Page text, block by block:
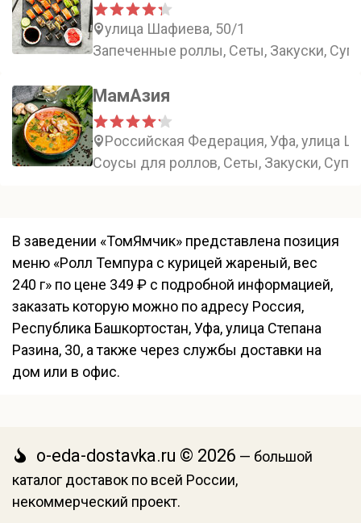
улица Шафиева, 50/1
Запеченные роллы, Сеты, Закуски,
МамАзия
Российская Федерация, Уфа, улица
Соусы для роллов, Сеты, Закуски, Супы
В заведении «ТомЯмчик» представлена позиция
меню «Ролл Темпура с курицей жареный, вес
240 г» по цене 349 ₽ с подробной информацией,
заказать которую можно по адресу Россия,
Республика Башкортостан, Уфа, улица Степана
Разина, 30, а также через службы доставки на
дом или в офис.
o-eda-dostavka.ru © 2026 — большой
каталог доставок по всей России,
некоммерческий проект.